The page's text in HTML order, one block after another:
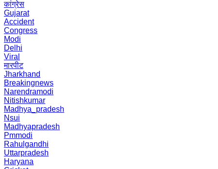
कांग्रेस
Gujarat
Accident
Congress
Modi
Delhi
Viral
मारपीट
Jharkhand
Breakingnews
Narendramodi
Nitishkumar
Madhya_pradesh
Nsui
Madhyapradesh
Pmmodi
Rahulgandhi
Uttarpradesh
Haryana